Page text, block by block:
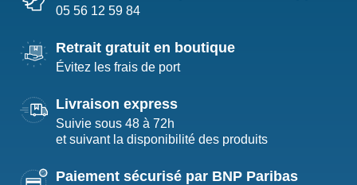
05 56 12 59 84
Retrait gratuit en boutique
Évitez les frais de port
Livraison express
Suivie sous 48 à 72h
et suivant la disponibilité des produits
Paiement sécurisé par BNP Paribas